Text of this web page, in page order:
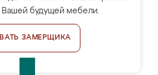
Вашей будущей мебели.
ЗАМЕРЩИКА